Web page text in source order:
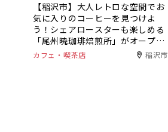
【稲沢市】大人レトロな空間でお
気に入りのコーヒーを見つけよ
う！シェアロースターも楽しめる
「尾州暁珈琲焙煎所」がオープ
ン。
カフェ・喫茶店 稲沢市